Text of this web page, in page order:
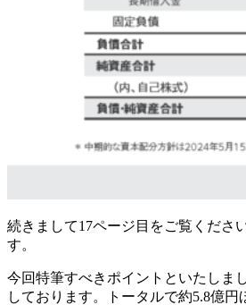
続きまして17ページ目をご覧くださ
す。
今回特筆すべきポイントといたしま
しております。トータルで約5.8億円